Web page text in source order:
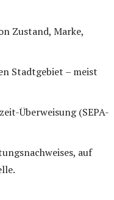
Zustand, Marke,
Stadtgebiet – meist
Überweisung (SEPA-
auf